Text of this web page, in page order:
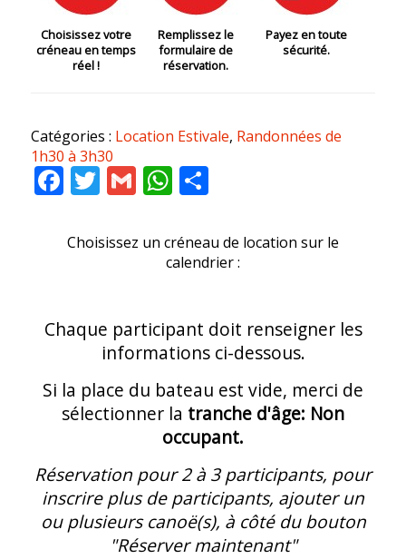
Choisissez votre
créneau en temps
réel !
Remplissez le
formulaire de
réservation.
Payez en toute
sécurité.
Catégories : Location Estivale, Randonnées de
1h30 à 3h30
Facebook
Twitter
GmailWhatsApp
Choisissez un créneau de location sur le
calendrier :
Chaque participant doit renseigner les
informations ci-dessous.
Si la place du bateau est vide, merci de
sélectionner la tranche d'âge: Non
occupant.
Réservation pour 2 à 3 participants, pour
inscrire plus de participants, ajouter un
ou plusieurs canoë(s), à côté du bouton
"Réserver maintenant"